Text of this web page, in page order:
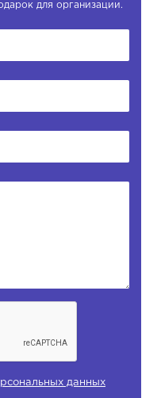
для организации.
данных